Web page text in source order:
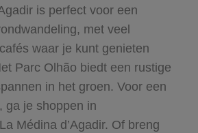
is perfect voor een
met veel
waar je kunt genieten
Parc Olhão biedt een rustige
in het groen. Voor een
ga je shoppen in
Médina d’Agadir. Of breng